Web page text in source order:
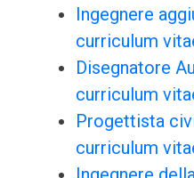
Ingegnere
curriculum
Disegnatore
curriculum
Progettista
curriculum